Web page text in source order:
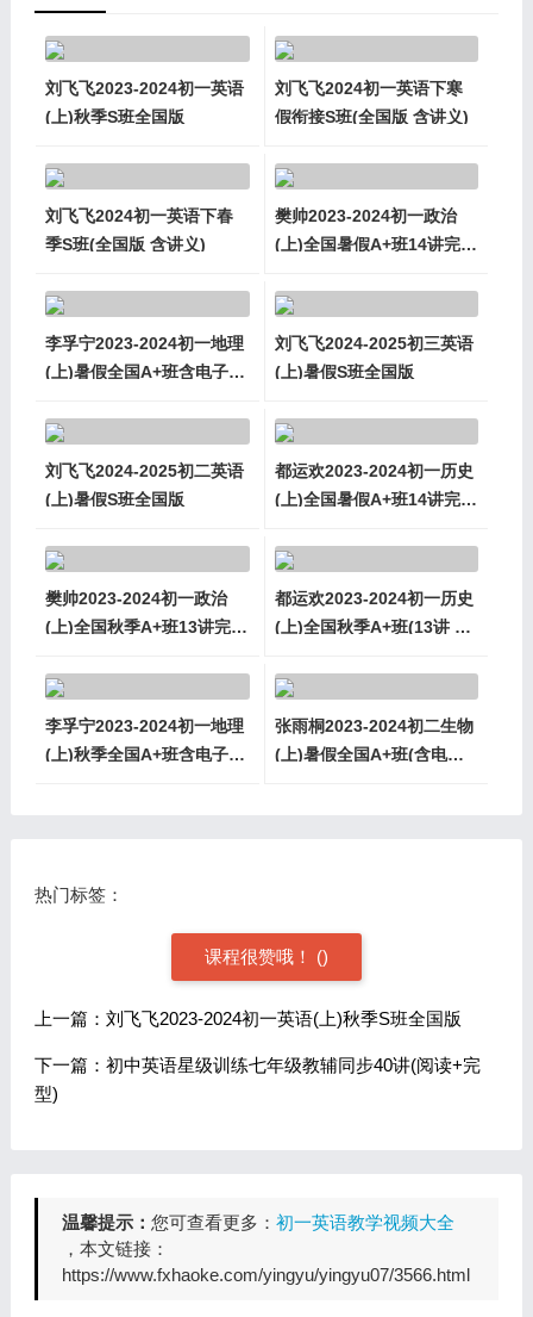
刘飞飞2023-2024初一英语
(上)秋季S班全国版
刘飞飞2024初一英语下寒
假衔接S班(全国版 含讲义)
刘飞飞2024初一英语下春
季S班(全国版 含讲义)
樊帅2023-2024初一政治
(上)全国暑假A+班14讲完整
李孚宁2023-2024初一地理
(上)暑假全国A+班含电子讲
刘飞飞2024-2025初三英语
(上)暑假S班全国版
刘飞飞2024-2025初二英语
(上)暑假S班全国版
都运欢2023-2024初一历史
(上)全国暑假A+班14讲完整
樊帅2023-2024初一政治
(上)全国秋季A+班13讲完整
都运欢2023-2024初一历史
(上)全国秋季A+班(13讲 含
李孚宁2023-2024初一地理
(上)秋季全国A+班含电子讲
张雨桐2023-2024初二生物
(上)暑假全国A+班(含电子
热门标签：
课程很赞哦！ ()
上一篇：刘飞飞2023-2024初一英语(上)秋季S班全国版
下一篇：初中英语星级训练七年级教辅同步40讲(阅读+完
型)
温馨提示： 您可查看更多： 初一英语教学视频大全
，本文链接：
https://www.fxhaoke.com/yingyu/yingyu07/3566.html